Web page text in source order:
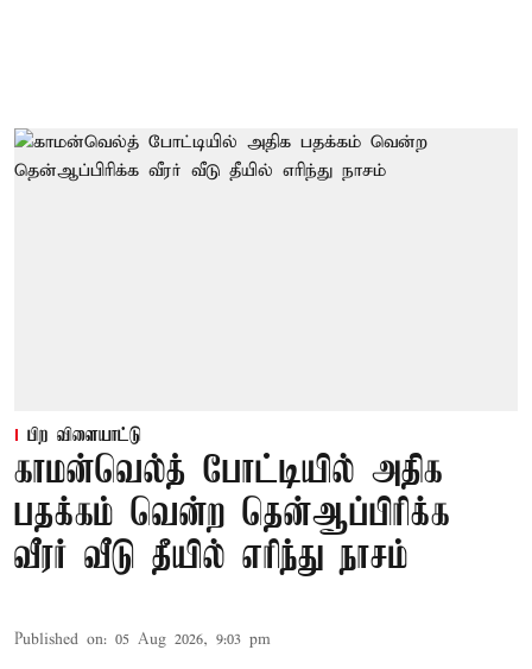
பிற விளையாட்டு
காமன்வெல்த் போட்டியில் அதிக
பதக்கம் வென்ற தென்ஆப்பிரிக்க
வீரர் வீடு தீயில் எரிந்து நாசம்
Published on: 05 Aug 2026, 9:03 pm